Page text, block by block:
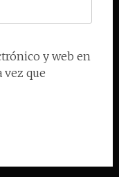
y web en
vez que